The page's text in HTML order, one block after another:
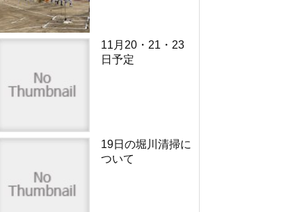
11月20・21・23
日予定
19日の堀川清掃に
ついて